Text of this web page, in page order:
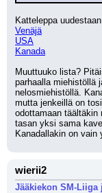
Katteleppa
Venäjä
USA
Kanada
Muuttuuko lista?
parhaalla miehistöllä
nelosmiehistöllä.
mutta jenkeillä on
odottamaan täältäkin
tasan yksi sama
Kanadallakin on
wierii2
Jääkiekon SM-Liiga